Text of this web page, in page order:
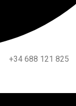
+34 688 121 825